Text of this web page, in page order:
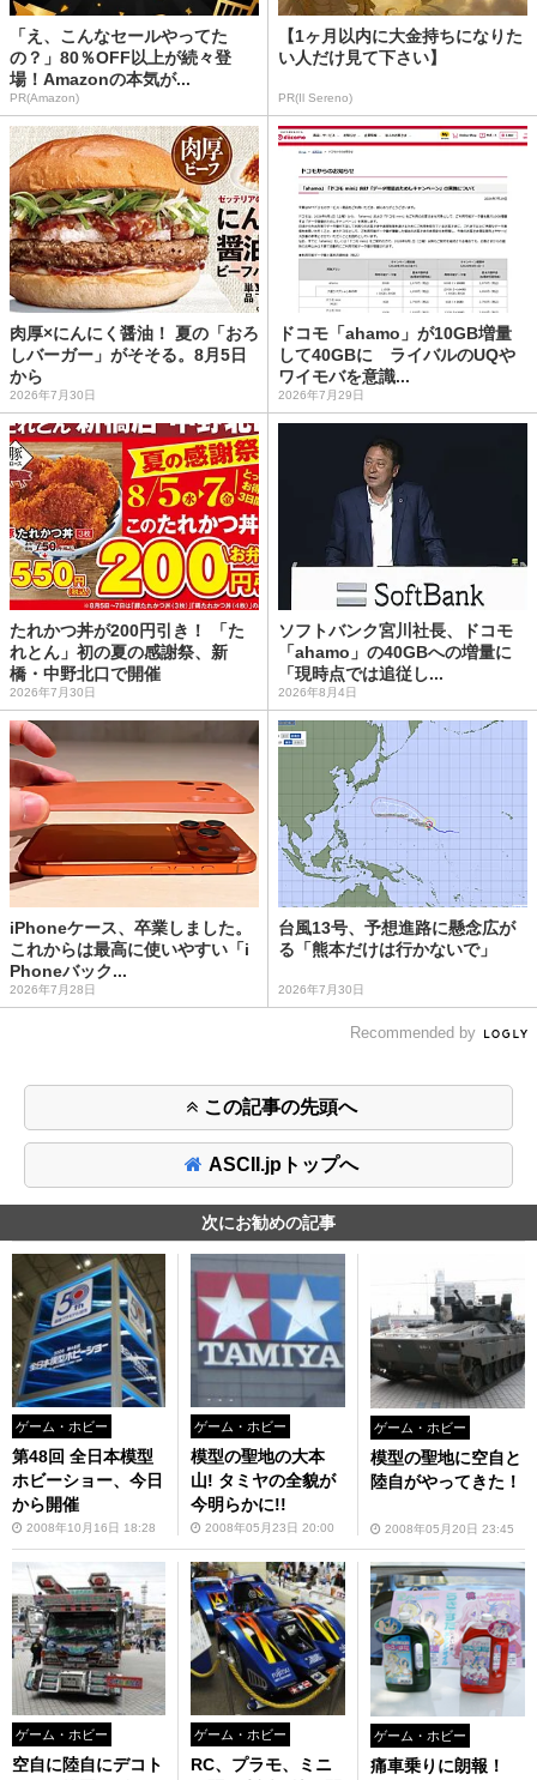
「え、こんなセールやってた
の？」80％OFF以上が続々登
場！Amazonの本気が...
PR(Amazon)
【1ヶ月以内に大金持ちになりた
い人だけ見て下さい】
PR(Il Sereno)
肉厚×にんにく醤油！ 夏の「おろ
しバーガー」がそそる。8月5日
から
2026年7月30日
ドコモ「ahamo」が10GB増量
して40GBに ライバルのUQや
ワイモバを意識...
2026年7月29日
たれかつ丼が200円引き！ 「た
れとん」初の夏の感謝祭、新
橋・中野北口で開催
2026年7月30日
ソフトバンク宮川社長、ドコモ
「ahamo」の40GBへの増量に
「現時点では追従し...
2026年8月4日
iPhoneケース、卒業しました。
これからは最高に使いやすい「i
Phoneバック...
2026年7月28日
台風13号、予想進路に懸念広が
る「熊本だけは行かないで」
2026年7月30日
Recommended by
この記事の先頭へ
ASCII.jpトップへ
次にお勧めの記事
ゲーム・ホビー
第48回 全日本模型
ホビーショー、今日
から開催
2008年10月16日 18:28
ゲーム・ホビー
模型の聖地の大本
山! タミヤの全貌が
今明らかに!!
2008年05月23日 20:00
ゲーム・ホビー
模型の聖地に空自と
陸自がやってきた！
2008年05月20日 23:45
ゲーム・ホビー
空自に陸自にデコト
ゲーム・ホビー
RC、プラモ、ミニ
ゲーム・ホビー
痛車乗りに朗報！